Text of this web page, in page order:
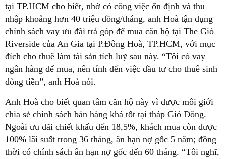
tại TP.HCM cho biết, nhờ có công việc ổn định và thu
nhập khoảng hơn 40 triệu đồng/tháng, anh Hoà tận dụng
chính sách vay ưu đãi trả góp để mua căn hộ tại The Gió
Riverside của An Gia tại P.Đông Hoà, TP.HCM, với mục
đích cho thuê làm tài sản tích luỹ sau này. “Tôi có vay
ngân hàng để mua, nên tính đến việc đầu tư cho thuê sinh
dòng tiền”, anh Hoà nói.
Anh Hoà cho biết quan tâm căn hộ này vì được môi giới
chia sẻ chính sách bán hàng khá tốt tại tháp Gió Đông.
Ngoài ưu đãi chiết khấu đến 18,5%, khách mua còn được
100% lãi suất trong 36 tháng, ân hạn nợ gốc 5 năm; đồng
thời có chính sách ân hạn nợ gốc đến 60 tháng. “Tôi nghĩ,